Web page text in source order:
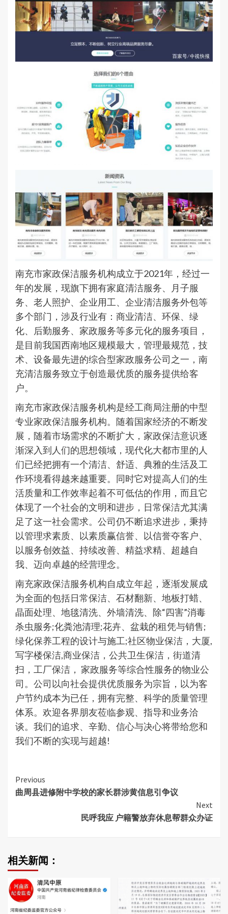
南充市家政保洁服务机构成立于2021年，经过一
年的发展，现旗下拥有家庭清洁服务、月子服
务、老人照护、企业用工、企业清洁服务外包等
多个部门，涉及行业有：商业清洁、环保、绿
化、后勤服务、家政服务等多元化的服务项目，
是目前我国西南地区规模最大，管理最规范，技
术、设备最先进的综合型家政服务公司之一，南
充清洁服务致立于创造最优质的服务提供给客
户。
南充市家政保洁服务机构是经工商局注册的中型
专业家政保洁服务机构。随着国家经济的不断发
展，随着市场需求的不断扩大，家政保洁意识逐
渐深入到人们的思想领域，现代化大都市里的人
们已经把拥有一个清洁、舒适、典雅的生活及工
作环境看得越来越重要。同时它对提高人们的生
活质量和工作效率起着不可低估的作用，而且它
体现了一个社会的文明和进步，日常保洁尤其满
足了这一社会需求。公司仍不断追求进步，秉持
以管理求素质、以素质赢信誉、以信誉夺客户、
以服务创效益、持续改善、精益求精、超越自
我、迈向卓越的经营理念。
南充家政保洁服务机构自成立年起，逐渐发展成
为全面的包括日常保洁、石材翻新、地板打蜡、
晶面处理、地毯清洗、外墙清洗、除“四害”消毒
杀虫服务;化粪池清理;花卉、盆栽的租凭与销售;
绿化保养工程的设计与施工;社区物业保洁，大厦,
写字楼保洁,商业保洁，公共卫生保洁，街道清
扫，工厂保洁， 家政服务等综合性服务的物业公
司。公司以向社会提供优质服务为宗旨，以为客
户节约成本为已任，拥有完整、科学的质量管理
体系。欢迎各界朋友莅临参观、指导和业务洽
谈。我们的追求、辛勤、信心与决心将带给您和
我们不断的实现与超越!
Continue
Reading
Previous
曲周县进修附中学校的家长群涉黄信息引争议
Next
民呼我应 户籍警放弃休息帮群众办证
相关新闻：